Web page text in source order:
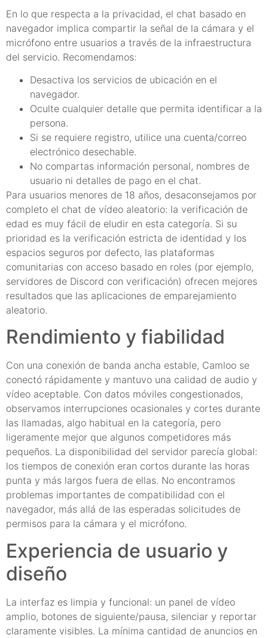
En lo que respecta a la privacidad, el chat basado en
navegador implica compartir la señal de la cámara y el
micrófono entre usuarios a través de la infraestructura
del servicio. Recomendamos:
Desactiva los servicios de ubicación en el
navegador.
Oculte cualquier detalle que permita identificar a la
persona.
Si se requiere registro, utilice una cuenta/correo
electrónico desechable.
No compartas información personal, nombres de
usuario ni detalles de pago en el chat.
Para usuarios menores de 18 años, desaconsejamos por
completo el chat de vídeo aleatorio: la verificación de
edad es muy fácil de eludir en esta categoría. Si su
prioridad es la verificación estricta de identidad y los
espacios seguros por defecto, las plataformas
comunitarias con acceso basado en roles (por ejemplo,
servidores de Discord con verificación) ofrecen mejores
resultados que las aplicaciones de emparejamiento
aleatorio.
Rendimiento y fiabilidad
Con una conexión de banda ancha estable, Camloo se
conectó rápidamente y mantuvo una calidad de audio y
vídeo aceptable. Con datos móviles congestionados,
observamos interrupciones ocasionales y cortes durante
las llamadas, algo habitual en la categoría, pero
ligeramente mejor que algunos competidores más
pequeños. La disponibilidad del servidor parecía global:
los tiempos de conexión eran cortos durante las horas
punta y más largos fuera de ellas. No encontramos
problemas importantes de compatibilidad con el
navegador, más allá de las esperadas solicitudes de
permisos para la cámara y el micrófono.
Experiencia de usuario y
diseño
La interfaz es limpia y funcional: un panel de vídeo
amplio, botones de siguiente/pausa, silenciar y reportar
claramente visibles. La mínima cantidad de anuncios en